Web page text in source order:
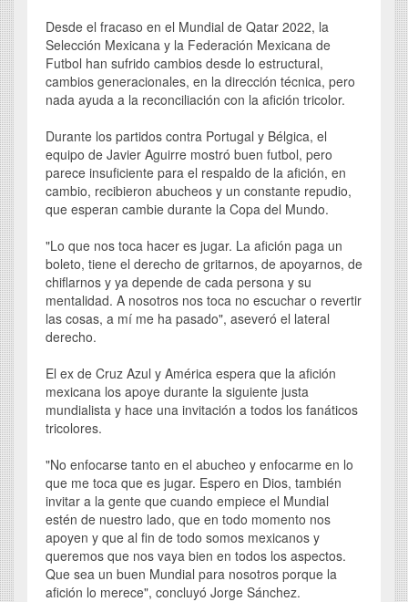
Desde el fracaso en el Mundial de Qatar 2022, la
Selección Mexicana y la Federación Mexicana de
Futbol han sufrido cambios desde lo estructural,
cambios generacionales, en la dirección técnica, pero
nada ayuda a la reconciliación con la afición tricolor.
Durante los partidos contra Portugal y Bélgica, el
equipo de Javier Aguirre mostró buen futbol, pero
parece insuficiente para el respaldo de la afición, en
cambio, recibieron abucheos y un constante repudio,
que esperan cambie durante la Copa del Mundo.
"Lo que nos toca hacer es jugar. La afición paga un
boleto, tiene el derecho de gritarnos, de apoyarnos, de
chiflarnos y ya depende de cada persona y su
mentalidad. A nosotros nos toca no escuchar o revertir
las cosas, a mí me ha pasado", aseveró el lateral
derecho.
El ex de Cruz Azul y América espera que la afición
mexicana los apoye durante la siguiente justa
mundialista y hace una invitación a todos los fanáticos
tricolores.
"No enfocarse tanto en el abucheo y enfocarme en lo
que me toca que es jugar. Espero en Dios, también
invitar a la gente que cuando empiece el Mundial
estén de nuestro lado, que en todo momento nos
apoyen y que al fin de todo somos mexicanos y
queremos que nos vaya bien en todos los aspectos.
Que sea un buen Mundial para nosotros porque la
afición lo merece", concluyó Jorge Sánchez.